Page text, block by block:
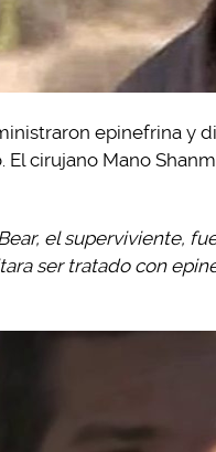
epinefrina y
El cirujano Mano
el superviviente,
ser tratado con